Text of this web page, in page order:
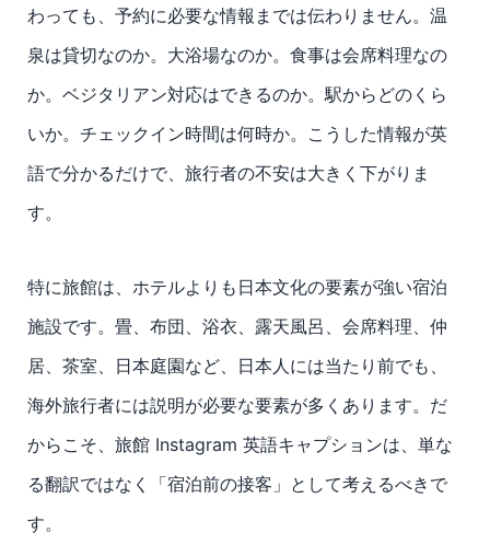
わっても、予約に必要な情報までは伝わりません。温
泉は貸切なのか。大浴場なのか。食事は会席料理なの
か。ベジタリアン対応はできるのか。駅からどのくら
いか。チェックイン時間は何時か。こうした情報が英
語で分かるだけで、旅行者の不安は大きく下がりま
す。
特に旅館は、ホテルよりも日本文化の要素が強い宿泊
施設です。畳、布団、浴衣、露天風呂、会席料理、仲
居、茶室、日本庭園など、日本人には当たり前でも、
海外旅行者には説明が必要な要素が多くあります。だ
からこそ、旅館 Instagram 英語キャプションは、単な
る翻訳ではなく「宿泊前の接客」として考えるべきで
す。